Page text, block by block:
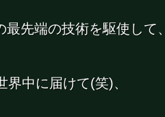
先端の技術を駆使して、
中に届けて(笑)、